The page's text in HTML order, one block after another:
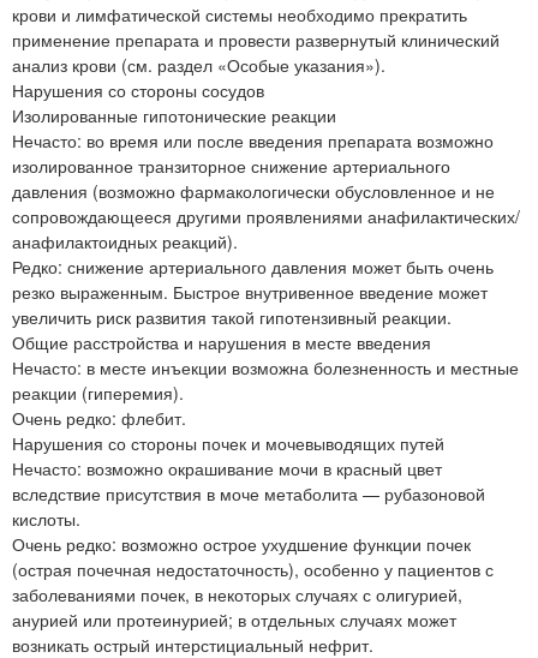
крови и лимфатической системы необходимо прекратить
применение препарата и провести развернутый клинический
анализ крови (см. раздел «Особые указания»).
Нарушения со стороны сосудов
Изолированные гипотонические реакции
Нечасто: во время или после введения препарата возможно
изолированное транзиторное снижение артериального
давления (возможно фармакологически обусловленное и не
сопровождающееся другими проявлениями анафилактических/
анафилактоидных реакций).
Редко: снижение артериального давления может быть очень
резко выраженным. Быстрое внутривенное введение может
увеличить риск развития такой гипотензивный реакции.
Общие расстройства и нарушения в месте введения
Нечасто: в месте инъекции возможна болезненность и местные
реакции (гиперемия).
Очень редко: флебит.
Нарушения со стороны почек и мочевыводящих путей
Нечасто: возможно окрашивание мочи в красный цвет
вследствие присутствия в моче метаболита — рубазоновой
кислоты.
Очень редко: возможно острое ухудшение функции почек
(острая почечная недостаточность), особенно у пациентов с
заболеваниями почек, в некоторых случаях с олигурией,
анурией или протеинурией; в отдельных случаях может
возникать острый интерстициальный нефрит.